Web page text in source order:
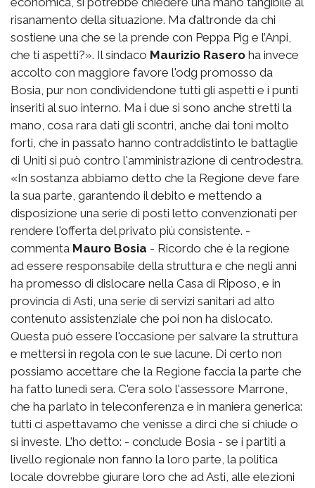
risanamento della situazione. Ma d’altronde da chi
sostiene una che se la prende con Peppa Pig e l’Anpi,
che ti aspetti?». Il sindaco Maurizio Rasero ha invece
accolto con maggiore favore l'odg promosso da
Bosia, pur non condividendone tutti gli aspetti e i punti
inseriti al suo interno. Ma i due si sono anche stretti la
mano, cosa rara dati gli scontri, anche dai toni molto
forti, che in passato hanno contraddistinto le battaglie
di Uniti si può contro l'amministrazione di centrodestra.
«In sostanza abbiamo detto che la Regione deve fare
la sua parte, garantendo il debito e mettendo a
disposizione una serie di posti letto convenzionati per
rendere l'offerta del privato più consistente. -
commenta Mauro Bosia - Ricordo che è la regione
ad essere responsabile della struttura e che negli anni
ha promesso di dislocare nella Casa di Riposo, e in
provincia di Asti, una serie di servizi sanitari ad alto
contenuto assistenziale che poi non ha dislocato.
Questa può essere l'occasione per salvare la struttura
e mettersi in regola con le sue lacune. Di certo non
possiamo accettare che la Regione faccia la parte che
ha fatto lunedì sera. C'era solo l'assessore Marrone,
che ha parlato in teleconferenza e in maniera generica:
tutti ci aspettavamo che venisse a dirci che si chiude o
si investe. L'ho detto: - conclude Bosia - se i partiti a
livello regionale non fanno la loro parte, la politica
locale dovrebbe giurare loro che ad Asti, alle elezioni